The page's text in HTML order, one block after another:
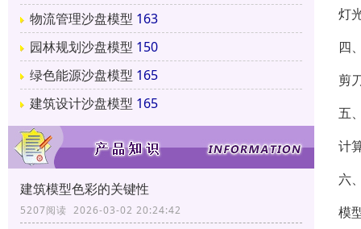
物流管理沙盘模型 163
园林规划沙盘模型 150
绿色能源沙盘模型 165
建筑设计沙盘模型 165
建筑模型色彩的关键性
5207阅读 2026-03-02 20:24:42
灯
四
剪
五
计
六
模